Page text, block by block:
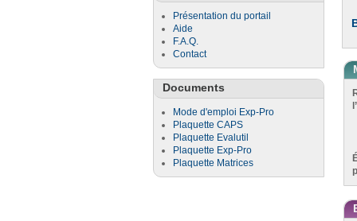
Présentation du portail
Aide
F.A.Q.
Contact
Documents
Mode d'emploi Exp-Pro
Plaquette CAPS
Plaquette Evalutil
Plaquette Exp-Pro
Plaquette Matrices